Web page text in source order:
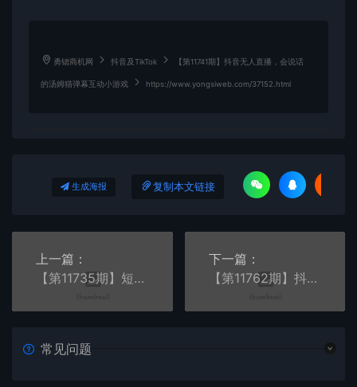
勇锶商机网 抖音及TikTok 【第11741期】抖音无人直播，会说话
的汤姆猫弹幕互动小游戏 https://www.yongsiweb.com/37152.html
生成海报 复制本文链接
上一篇：
【第11735期】短视频抖店蓝海课程：从基础功能到变现方式，轻松打造爆款短视频
下一篇：
【第11762期】抖音短视频运营课程，底层逻辑+定位+方法论，引爆同城流量新高度【VIP】
常见问题